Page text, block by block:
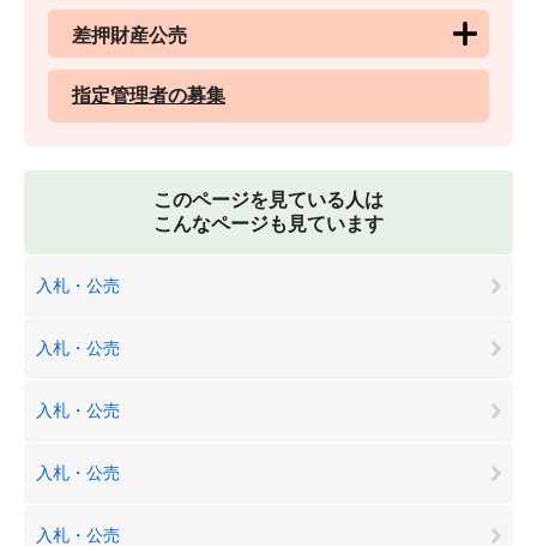
差押財産公売
指定管理者の募集
このページを見ている人は
こんなページも見ています
入札・公売
入札・公売
入札・公売
入札・公売
入札・公売